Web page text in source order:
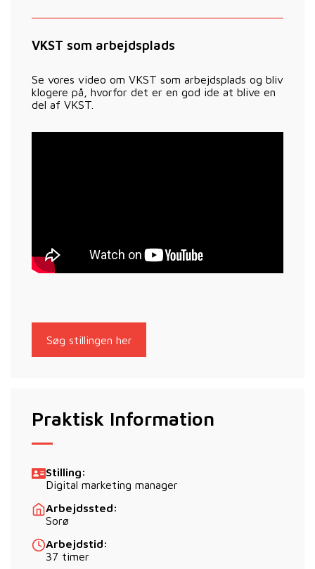
VKST som arbejdsplads
Se vores video om VKST som arbejdsplads og bliv
klogere på, hvorfor det er en god ide at blive en
del af VKST.
Søg stillingen her
Praktisk Information
Stilling:
Digital marketing manager
Arbejdssted:
Sorø
Arbejdstid:
37 timer